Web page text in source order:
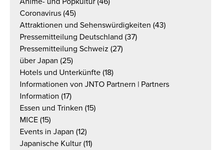
Coronavirus (45)
Attraktionen und Sehenswürdigkeiten (43)
Pressemitteilung Deutschland (37)
Pressemitteilung Schweiz (27)
über Japan (25)
Hotels und Unterkünfte (18)
Informationen von JNTO Partnern | Partners
Information (17)
Essen und Trinken (15)
MICE (15)
Events in Japan (12)
Japanische Kultur (11)